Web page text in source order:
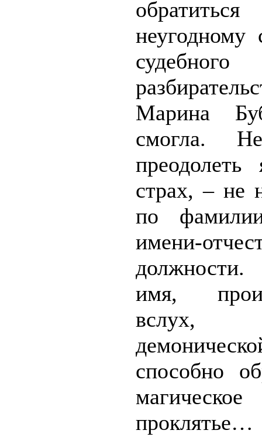
неугодному
судебного
Марина
смогла.
преодолеть
страх, – не
по
имени-
имя,
вслух,
способно
магическое
проклятье…